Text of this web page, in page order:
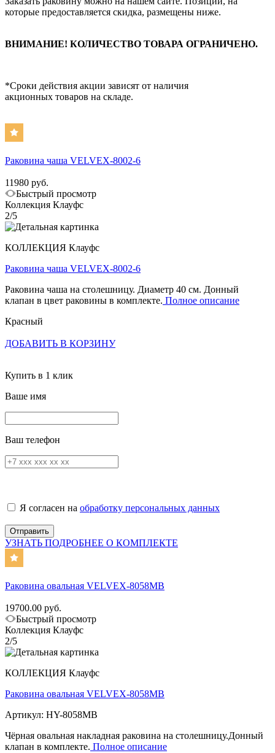
которые предоставляется скидка, размещены ниже.
ВНИМАНИЕ! КОЛИЧЕСТВО ТОВАРА ОГРАНИЧЕНО.
*Сроки действия акции зависят от наличия
акционных товаров на складе.
Раковина чаша VELVEX-8002-6
11980 руб.
Быстрый просмотр
Коллекция Клауфс
2/5
КОЛЛЕКЦИЯ Клауфс
Раковина чаша VELVEX-8002-6
Раковина чаша на столешницу. Диаметр 40 см. Донный
клапан в цвет раковины в комплекте. Полное описание
Красный
ДОБАВИТЬ В КОРЗИНУ
Купить в 1 клик
Ваше имя
Ваш телефон
Я согласен на обработку персональных данных
УЗНАТЬ ПОДРОБНЕЕ О КОМПЛЕКТЕ
Раковина овальная VELVEX-8058MB
19700.00 руб.
Быстрый просмотр
Коллекция Клауфс
2/5
КОЛЛЕКЦИЯ Клауфс
Раковина овальная VELVEX-8058MB
Артикул: HY-8058MB
Чёрная овальная накладная раковина на столешницу.Донный
клапан в комплекте. Полное описание